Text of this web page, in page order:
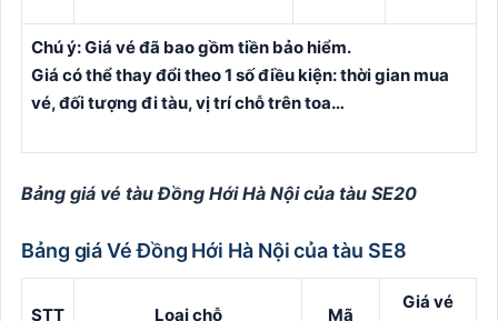
Chú ý: Giá vé đã bao gồm tiền bảo hiểm.
Giá có thể thay đổi theo 1 số điều kiện: thời gian mua
vé, đối tượng đi tàu, vị trí chỗ trên toa…
Bảng giá vé tàu Đồng Hới Hà Nội của tàu SE20
Bảng giá Vé Đồng Hới Hà Nội của tàu SE8
STT Loại chỗ Mã
Giá vé